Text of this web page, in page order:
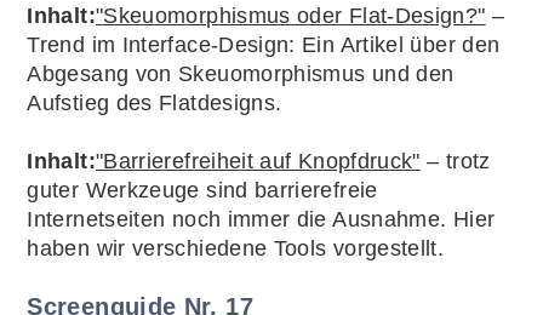
Inhalt:"Skeuomorphismus oder Flat-Design?" –
Trend im Interface-Design: Ein Artikel über den
Abgesang von Skeuomorphismus und den
Aufstieg des Flatdesigns.
Inhalt:"Barrierefreiheit auf Knopfdruck" – trotz
guter Werkzeuge sind barrierefreie
Internetseiten noch immer die Ausnahme. Hier
haben wir verschiedene Tools vorgestellt.
Screenguide Nr. 17